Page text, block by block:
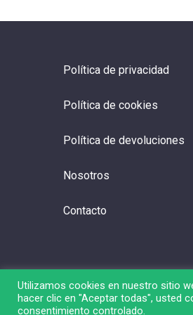
Política de privacidad
Política de cookies
Política de devoluciones
Nosotros
Contacto
© 2026 Liga de Bolsa.
Utilizamos cookies en nuestro sitio
hacer clic en "Aceptar todas", usted
consentimiento controlado.